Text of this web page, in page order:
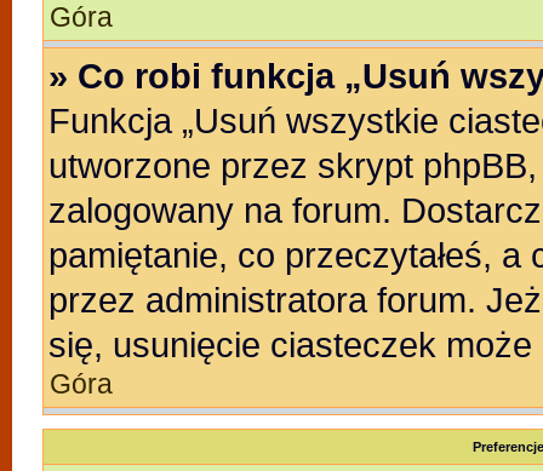
Góra
» Co robi funkcja „Usuń
Funkcja „Usuń wszystkie
utworzone przez skrypt
zalogowany na forum.
pamiętanie, co przeczytałeś, a
przez administratora forum.
się, usunięcie ciasteczek może
Góra